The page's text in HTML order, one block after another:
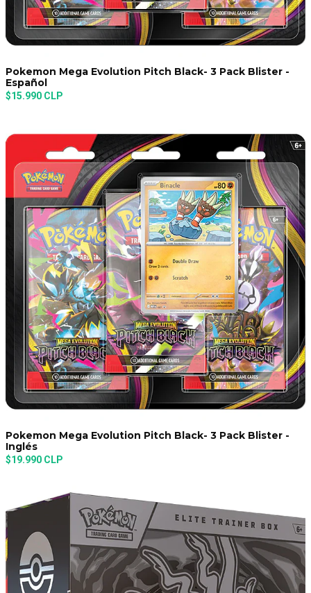
Pokemon Mega Evolution Pitch Black- 3 Pack Blister -
Español
$15.990 CLP
Pokemon Mega Evolution Pitch Black- 3 Pack Blister -
Inglés
$19.990 CLP